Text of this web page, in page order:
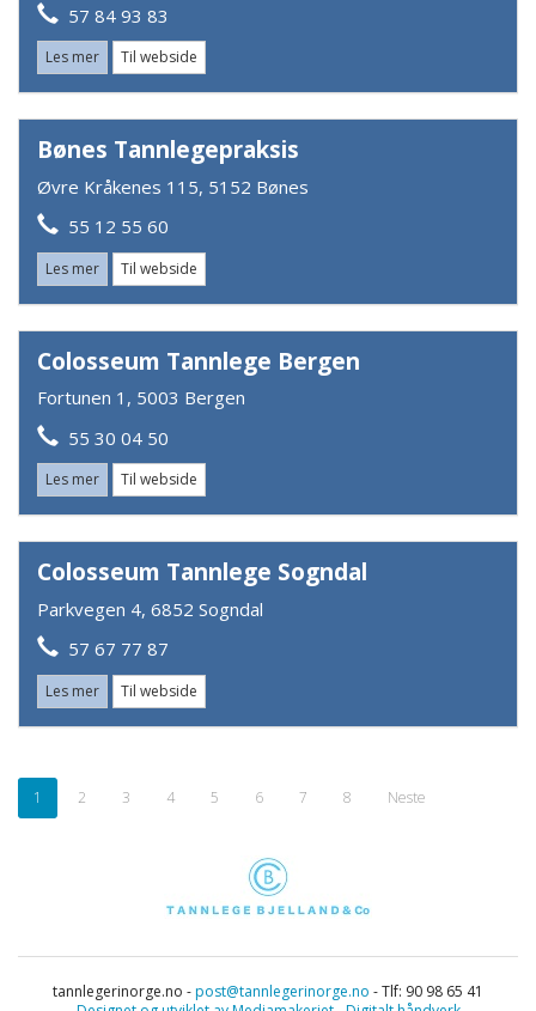
57 84 93 83
Les mer Til webside
Bønes Tannlegepraksis
Øvre Kråkenes 115, 5152 Bønes
55 12 55 60
Les mer Til webside
Colosseum Tannlege Bergen
Fortunen 1, 5003 Bergen
55 30 04 50
Les mer Til webside
Colosseum Tannlege Sogndal
Parkvegen 4, 6852 Sogndal
57 67 77 87
Les mer Til webside
1 2 3 4 5 6 7 8 Neste
tannlegerinorge.no -post@tannlegerinorge.no - Tlf: 90 98 65 41